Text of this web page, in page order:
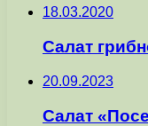
18.03.2020
Салат
20.09.2023
Салат